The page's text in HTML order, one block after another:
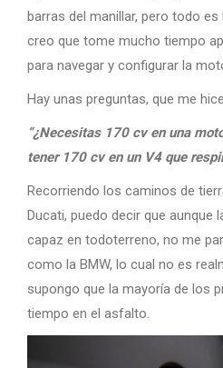
barras del manillar, pero todo
creo que tome mucho tiempo
para navegar y configurar la
Hay unas preguntas, que me
“¿Necesitas 170 cv en una
tener 170 cv en un V4 que
Recorriendo los caminos de
Ducati, puedo decir que aunque
capaz en todoterreno, no me
como la BMW, lo cual no es
supongo que la mayoría de los
tiempo en el asfalto.